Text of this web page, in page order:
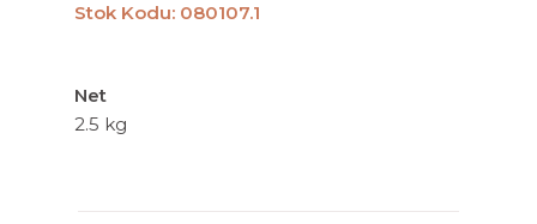
Stok Kodu: 080107.1
Net
2.5 kg